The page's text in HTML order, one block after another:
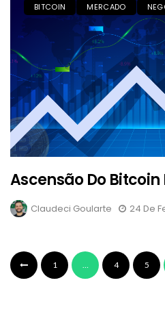
BITCOIN MERCADO
Ascensão Do Bitcoin
Claudeci Goularte 24 De
1 4 5